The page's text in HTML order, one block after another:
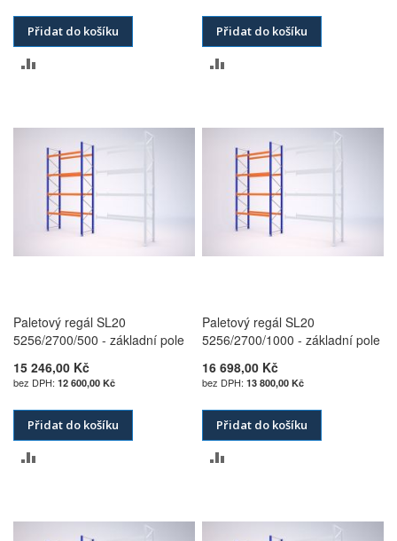
Přidat do košíku
POROVNÁNÍ
Přidat do košíku
POROVNÁNÍ
Paletový regál SL20
5256/2700/500 - základní pole
15 246,00 Kč
12 600,00 Kč
Přidat do košíku
POROVNÁNÍ
Paletový regál SL20
5256/2700/1000 - základní pole
16 698,00 Kč
13 800,00 Kč
Přidat do košíku
POROVNÁNÍ